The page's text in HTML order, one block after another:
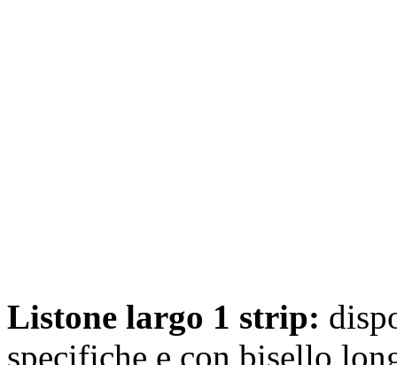
Listone largo 1 strip:
specifiche e con bisello